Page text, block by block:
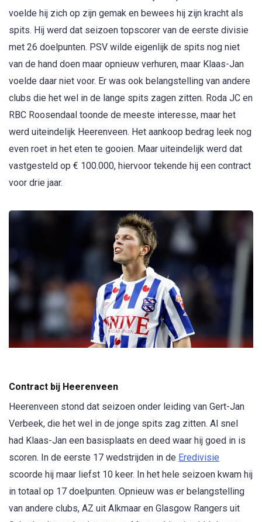
voelde hij zich op zijn gemak en bewees hij zijn kracht als
spits. Hij werd dat seizoen topscorer van de eerste divisie
met 26 doelpunten. PSV wilde eigenlijk de spits nog niet
van de hand doen maar opnieuw verhuren, maar Klaas-Jan
voelde daar niet voor. Er was ook belangstelling van andere
clubs die het wel in de lange spits zagen zitten. Roda JC en
RBC Roosendaal toonde de meeste interesse, maar het
werd uiteindelijk Heerenveen. Het aankoop bedrag leek nog
even roet in het eten te gooien. Maar uiteindelijk werd dat
vastgesteld op € 100.000, hiervoor tekende hij een contract
voor drie jaar.
Contract bij Heerenveen
Heerenveen stond dat seizoen onder leiding van Gert-Jan
Verbeek, die het wel in de jonge spits zag zitten. Al snel
had Klaas-Jan een basisplaats en deed waar hij goed in is
scoren. In de eerste 17 wedstrijden in de Eredivisie
scoorde hij maar liefst 10 keer. In het hele seizoen kwam hij
in totaal op 17 doelpunten. Opnieuw was er belangstelling
van andere clubs, AZ uit Alkmaar en Glasgow Rangers uit